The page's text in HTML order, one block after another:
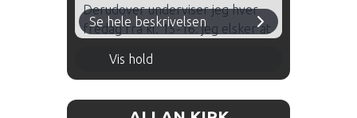
Derudover underviser jeg hver
fredag fra kl. 15-16. jeg elsker at
min tid på stedet.
Se hele beskrivelsen
Vis hold
Torsdag 16.00 - 17.00 - Hal 2